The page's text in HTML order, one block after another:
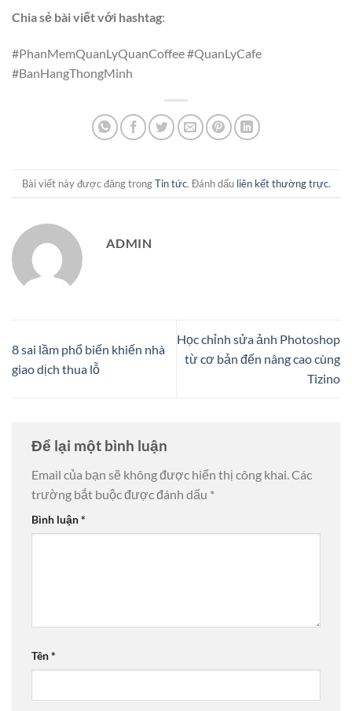
Chia sẻ bài viết với hashtag:
#PhanMemQuanLyQuanCoffee #QuanLyCafe
#BanHangThongMinh
Bài viết này được đăng trongTin tức. Đánh dấu liên kết thường trực.
ADMIN
8 sai lầm phổ biến khiến nhà
giao dịch thua lỗ
Học chỉnh sửa ảnh Photoshop
từ cơ bản đến nâng cao cùng
Tizino
Để lại một bình luận
Email của bạn sẽ không được hiển thị công khai.Các
trường bắt buộc được đánh dấu *
Bình luận*
Tên*